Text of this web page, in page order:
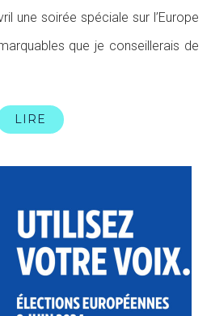
une soirée spéciale sur l’Europe
que je conseillerais de
LIRE